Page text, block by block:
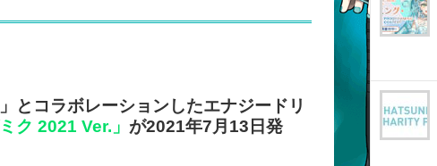
とコラボレーションしたエナジードリ
ク 2021 Ver.」 が2021年7月13日発